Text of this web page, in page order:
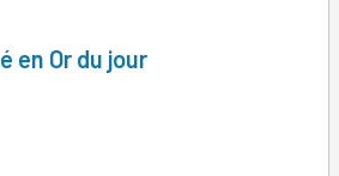
en Or du jour